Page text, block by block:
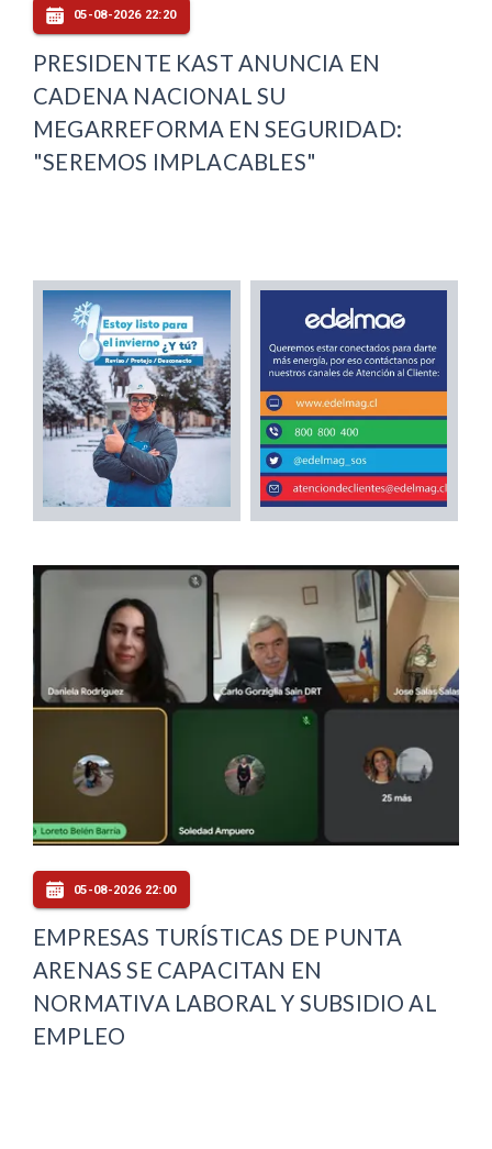
05-08-2026 22:20
PRESIDENTE KAST ANUNCIA EN
CADENA NACIONAL SU
MEGARREFORMA EN SEGURIDAD:
"SEREMOS IMPLACABLES"
05-08-2026 22:00
EMPRESAS TURÍSTICAS DE PUNTA
ARENAS SE CAPACITAN EN
NORMATIVA LABORAL Y SUBSIDIO AL
EMPLEO